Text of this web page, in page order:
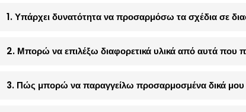
1. Υπάρχει δυνατότητα να προσαρμόσω τα σχέδια σε
2. Μπορώ να επιλέξω διαφορετικά υλικά από αυτά που
3. Πώς μπορώ να παραγγείλω προσαρμοσμένα δικά μου